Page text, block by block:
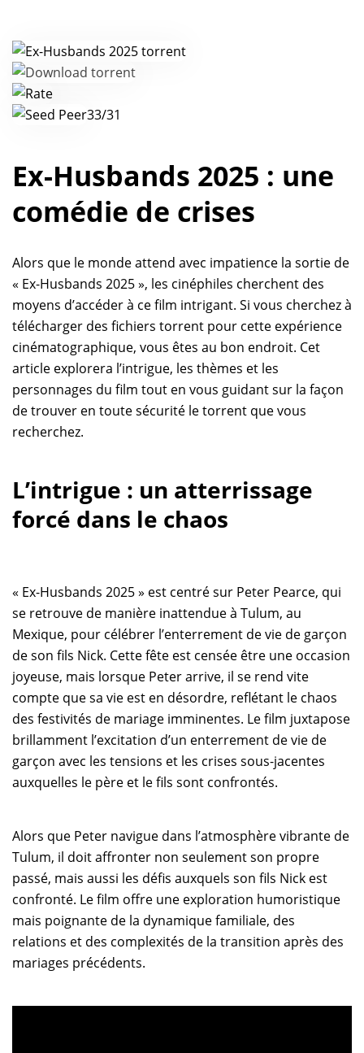
33/31
Ex-Husbands 2025 : une
comédie de crises
Alors que le monde attend avec impatience la sortie de
« Ex-Husbands 2025 », les cinéphiles cherchent des
moyens d’accéder à ce film intrigant. Si vous cherchez à
télécharger des fichiers torrent pour cette expérience
cinématographique, vous êtes au bon endroit. Cet
article explorera l’intrigue, les thèmes et les
personnages du film tout en vous guidant sur la façon
de trouver en toute sécurité le torrent que vous
recherchez.
L’intrigue : un atterrissage
forcé dans le chaos
« Ex-Husbands 2025 » est centré sur Peter Pearce, qui
se retrouve de manière inattendue à Tulum, au
Mexique, pour célébrer l’enterrement de vie de garçon
de son fils Nick. Cette fête est censée être une occasion
joyeuse, mais lorsque Peter arrive, il se rend vite
compte que sa vie est en désordre, reflétant le chaos
des festivités de mariage imminentes. Le film juxtapose
brillamment l’excitation d’un enterrement de vie de
garçon avec les tensions et les crises sous-jacentes
auxquelles le père et le fils sont confrontés.
Alors que Peter navigue dans l’atmosphère vibrante de
Tulum, il doit affronter non seulement son propre
passé, mais aussi les défis auxquels son fils Nick est
confronté. Le film offre une exploration humoristique
mais poignante de la dynamique familiale, des
relations et des complexités de la transition après des
mariages précédents.